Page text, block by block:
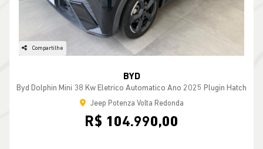
Compartilhe
BYD
Byd Dolphin Mini 38 Kw Eletrico Automatico Ano 2025 Plugin Hatch
Jeep Potenza Volta Redonda
R$ 104.990,00